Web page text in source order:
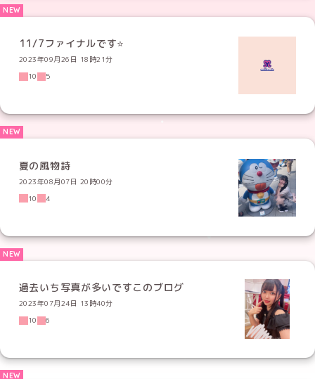
11/7ファイナルです⭐
2023年09月26日 18時21分
10
5
夏の風物詩
2023年08月07日 20時00分
10
4
過去いち写真が多いですこのブログ
2023年07月24日 13時40分
10
6